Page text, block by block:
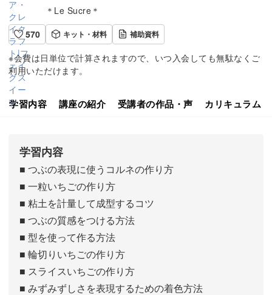
＊Le Sucre＊
570
キット・材料 補助資料
※会費は日単位で計算されますので、いつ入会しても無駄なくご
利用いただけます。
学習内容 講座の紹介 受講者の作品・声 カリキュラム
学習内容
■ つぶの表現に使うコルネの作り方
■ 一粒いちごの作り方
■ 粘土を計量して成型するコツ
■ つぶの質感をつける方法
■ 型を使って作る方法
■ 輪切りいちごの作り方
■ スライスいちごの作り方
■ みずみずしさを表現するための着色方法